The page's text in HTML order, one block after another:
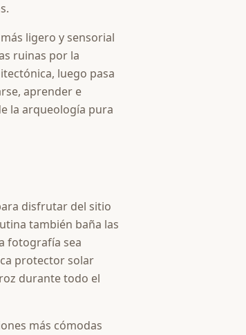
ligero y sensorial
ruinas por la
luego pasa
aprender e
la arqueología pura
disfrutar del sitio
también baña las
fotografía sea
protector solar
durante todo el
más cómodas